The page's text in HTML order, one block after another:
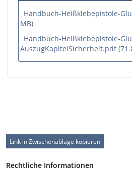
Handbuch-Heißklebepistole-
MB)
Handbuch-Heißklebepistole-
AuszugKapitelSicherheit.pdf
Link in Zwischenablage kopieren
Rechtliche Informationen